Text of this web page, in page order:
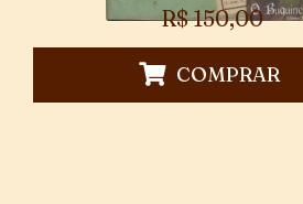
R$150,00
COMPRAR